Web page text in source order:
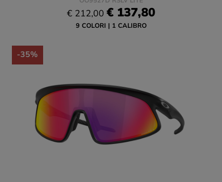
€ 212,00 € 137,80
9 COLORI 1 CALIBRO
-35%